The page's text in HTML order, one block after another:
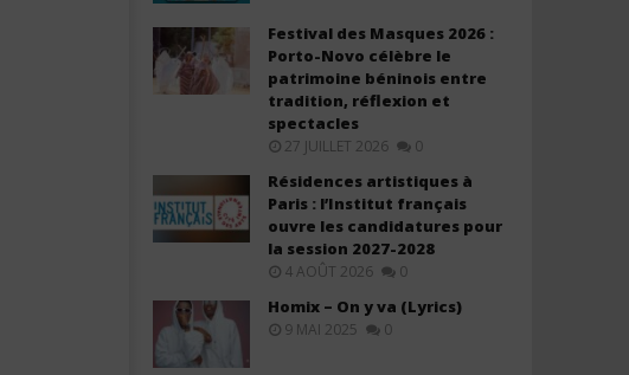
Zaho ft Yuri Buenaventura -
Coeur de Pirate (Lyrics +
novembre
Stone
(Lyrics)
novembre
2025
Stone
Festival des Masques 2026 :
Porto-Novo célèbre le
patrimoine béninois entre
tradition, réflexion et
spectacles
27 JUILLET 2026 0
Résidences artistiques à
Paris : l’Institut français
ouvre les candidatures pour
la session 2027-2028
4 AOÛT 2026 0
Homix – On y va (Lyrics)
9 MAI 2025 0